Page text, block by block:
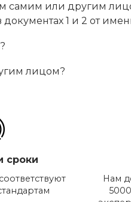
самим или другим
1 и 2 от
лицом?
сроки
Нам